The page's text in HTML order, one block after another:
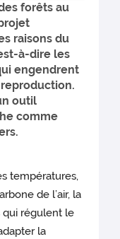
forêts au
raisons du
à-dire les
engendrent
outil
comme
températures,
de l’air, la
qui régulent le
la